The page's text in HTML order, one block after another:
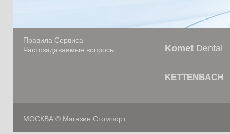
Правила Сервиса
Частозадаваемые вопросы
Komet Dental
KETTENBACH
МОСКВА © Магазин Стомпорт